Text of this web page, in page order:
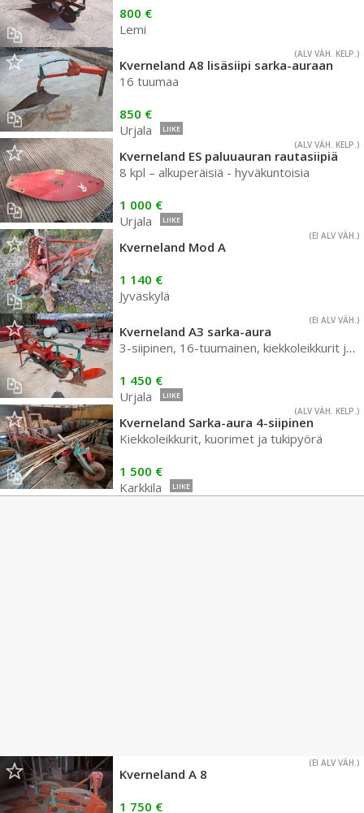
800 €
Lemi
(ALV VÄH. KELP.)
Kverneland A8 lisäsiipi sarka-auraan
16 tuumaa
850 €
Urjala
LIIKE
(ALV VÄH. KELP.)
Kverneland ES paluuauran rautasiipiä
8 kpl – alkuperäisiä - hyväkuntoisia
1 000 €
Urjala
LIIKE
(EI ALV VÄH.)
Kverneland Mod A
1 140 €
Jyväskylä
(EI ALV VÄH.)
Kverneland A3 sarka-aura
3-siipinen, 16-tuumainen, kiekkoleikkurit ja kuorimet
1 450 €
Urjala
LIIKE
(ALV VÄH. KELP.)
Kverneland Sarka-aura 4-siipinen
Kiekkoleikkurit, kuorimet ja tukipyörä
1 500 €
Karkkila
LIIKE
(EI ALV VÄH.)
Kverneland A 8
1 750 €